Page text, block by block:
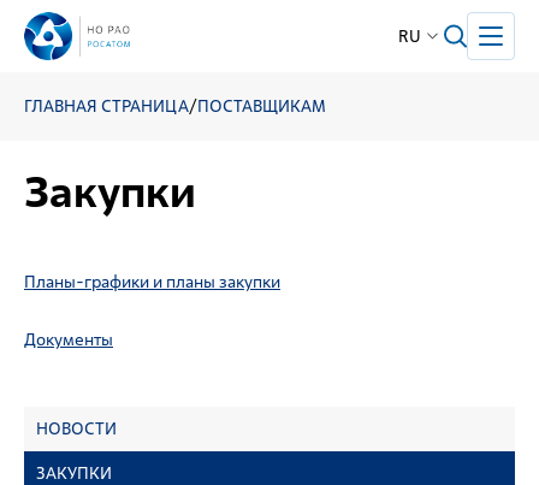
RU
ГЛАВНАЯ СТРАНИЦА/ПОСТАВЩИКАМ
НОВОСТИ
ЗАКУПКИ
Закупки
Планы-графики и планы закупки
Документы